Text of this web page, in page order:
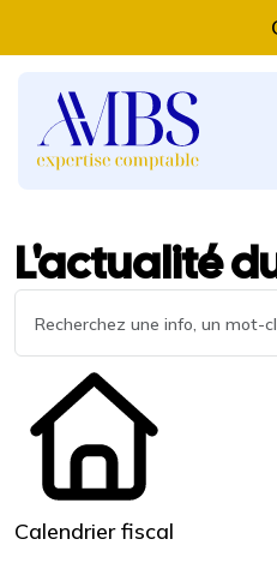
L'actualité
Calendrier fiscal